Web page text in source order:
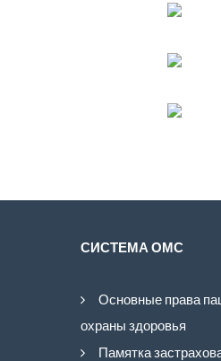
СИСТЕМА ОМС
Основные права
охраны здоровья
Памятка